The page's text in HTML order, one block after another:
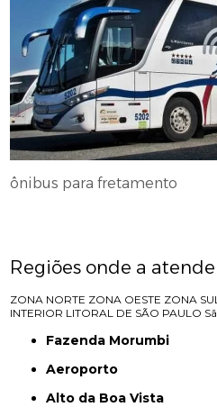
ônibus para fretamento
Regiões onde a atende
ZONA NORTE ZONA OESTE ZONA
INTERIOR LITORAL DE SÃO PAULO
Fazenda Morumbi
Aeroporto
Alto da Boa Vista